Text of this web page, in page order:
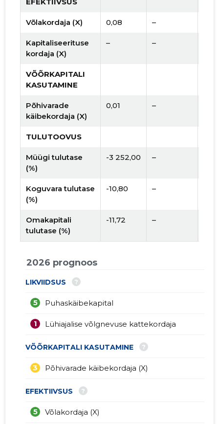
EFEKTIIVSUS
Võlakordaja (X) 0,08 –
Kapitaliseerituse
kordaja (X)
– –
VÕÕRKAPITALI
KASUTAMINE
Põhivarade
käibekordaja (X)
0,01 –
TULUTOOVUS
Müügi tulutase
(%)
-3 252,00 –
Koguvara tulutase
(%)
-10,80 –
Omakapitali
tulutase (%)
-11,72 –
2026 prognoos
LIKVIIDSUS ?
Puhaskäibekapital
5
Lühiajalise võlgnevuse kattekordaja
1
VÕÕRKAPITALI KASUTAMINE ?
Põhivarade käibekordaja (X)
3
EFEKTIIVSUS ?
Võlakordaja (X)
5